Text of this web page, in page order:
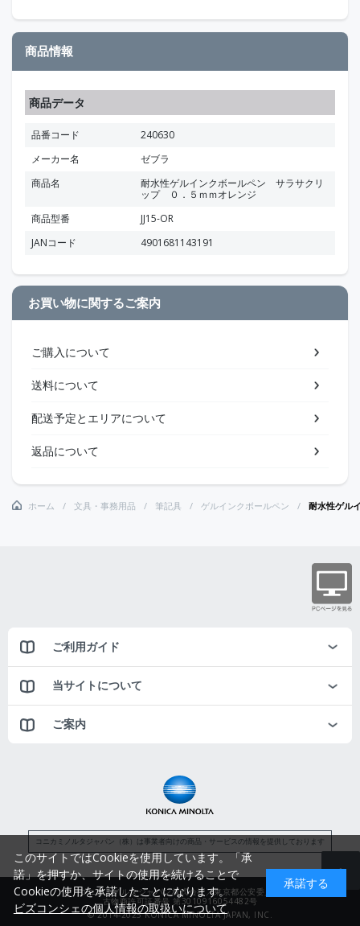
商品情報
商品データ
品番コード
240630
メーカー名
ゼブラ
商品名
耐水性ゲルインクボールペン サラサクリ
ップ ０．５ｍｍオレンジ
商品型番
JJ15-OR
JANコード
4901681143191
お買い物に関するご案内
ご購入について
送料について
配送予定とエリアについて
返品について
ホーム 文具・事務用品 筆記具 ゲルインクボールペン 耐水性ゲル
ご利用ガイド
当サイトについて
ご案内
コニカミノルタジャパン（株）は事業者向けの商品・サービスの情報を提供しております
コニカミノルタジャパン株式会社／東京都公安委員会
古物商許可証番号 第3010916054482号
© 2014-2025 KONICA MINOLTA JAPAN, INC.
このサイトではCookieを使用しています。「承
諾」を押すか、サイトの使用を続けることで
Cookieの使用を承諾したことになります。
ビズコンシェの個人情報の取扱いについて
承諾する